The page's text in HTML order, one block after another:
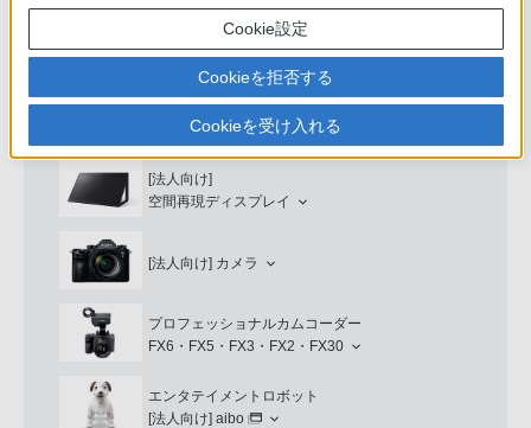
業務用ディスプレイ・テレビ
[法人向け]ブラビア
[法人向け]
空間再現ディスプレイ
[法人向け] カメラ
プロフェッショナルカムコーダー
FX6・FX5・FX3・FX2・FX30
エンタテイメントロボット
[法人向け] aibo
Cookie設定
Cookieを拒否する
Cookieを受け入れる